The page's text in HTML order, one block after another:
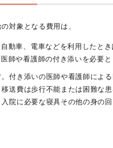
対象となる費用は、
自動車、電車などを利用したと
医師や看護師の付き添いを必要
。付き添いの医師や看護師によ
移送費は歩行不能または困難な
入院に必要な寝具その他の身の